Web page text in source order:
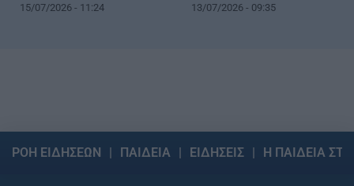
15/07/2026 - 11:24 13/07/2026 - 09:35
ΡΟΗ ΕΙΔΗΣΕΩΝ ΠΑΙΔΕΙΑ ΕΙΔΗΣΕΙΣ Η ΠΑΙΔΕΙΑ